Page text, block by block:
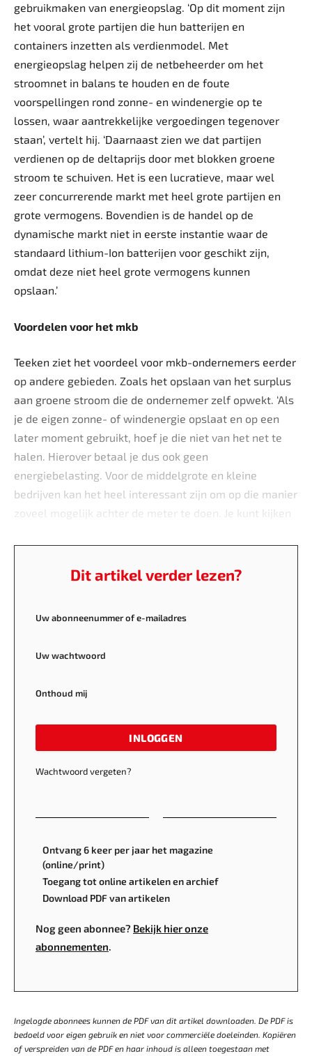
gebruikmaken van energieopslag. ‘Op dit moment zijn
het vooral grote partijen die hun batterijen en
containers inzetten als verdienmodel. Met
energieopslag helpen zij de netbeheerder om het
stroomnet in balans te houden en de foute
voorspellingen rond zonne- en windenergie op te
lossen, waar aantrekkelijke vergoedingen tegenover
staan’, vertelt hij. ‘Daarnaast zien we dat partijen
verdienen op de deltaprijs door met blokken groene
stroom te schuiven. Het is een lucratieve, maar wel
zeer concurrerende markt met heel grote partijen en
grote vermogens. Bovendien is de handel op de
dynamische markt niet in eerste instantie waar de
standaard lithium-Ion batterijen voor geschikt zijn,
omdat deze niet heel grote vermogens kunnen
opslaan.’
Voordelen voor het mkb
Teeken ziet het voordeel voor mkb-ondernemers eerder
op andere gebieden. Zoals het opslaan van het surplus
aan groene stroom die de ondernemer zelf opwekt. ‘Als
je de eigen zonne- of windenergie opslaat en op een
later moment gebruikt, hoef je die niet van het net te
halen. Hierover betaal je dus ook geen
energiebelasting. Voor de middelgrote en kleine
bedrijven kan het heel interessant zijn om op die manier
zoveel mogelijk achter de meter te doen. Je kunt kijken
Dit artikel verder lezen?
Uw abonneenummer of e-mailadres
Uw wachtwoord
Onthoud mij
INLOGGEN
Wachtwoord vergeten?
Ontvang 6 keer per jaar het magazine
(online/print)
Toegang tot online artikelen en archief
Download PDF van artikelen
Nog geen abonnee? Bekijk hier onze
abonnementen.
Ingelogde abonnees kunnen de PDF van dit artikel downloaden. De PDF is
bedoeld voor eigen gebruik en niet voor commerciële doeleinden. Kopiëren
of verspreiden van de PDF en haar inhoud is alleen toegestaan met